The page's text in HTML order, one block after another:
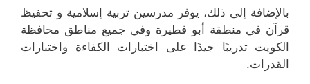
بالإضافة إلى ذلك، يوفر مدرسين تربية إسلامية و تحفيظ
قرآن في منطقة أبو فطيرة وفي جميع مناطق محافظة
الكويت تدريبًا جيدًا على اختبارات الكفاءة واختبارات
القدرات.